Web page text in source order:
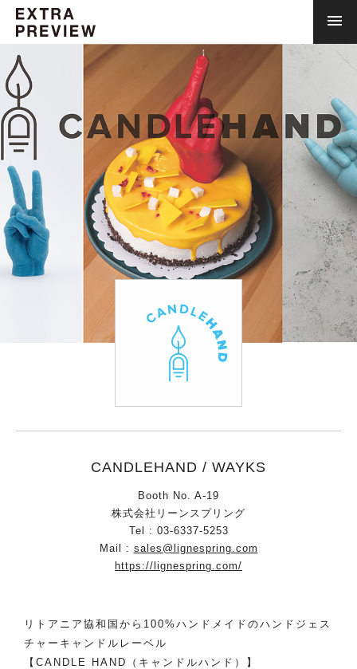
CANDLEHAND / WAYKS
Booth No. A-19
株式会社リーンスプリング
Tel : 03-6337-5253
Mail : sales@lignespring.com
https://lignespring.com/
リトアニア協和国から100%ハンドメイドのハンドジェス
チャーキャンドルレーベル
【CANDLE HAND（キャンドルハンド）】